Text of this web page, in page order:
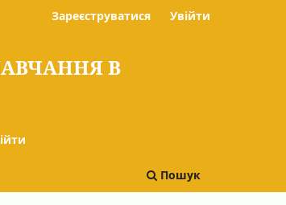
В
Пошук
Зареєструватися Увійти